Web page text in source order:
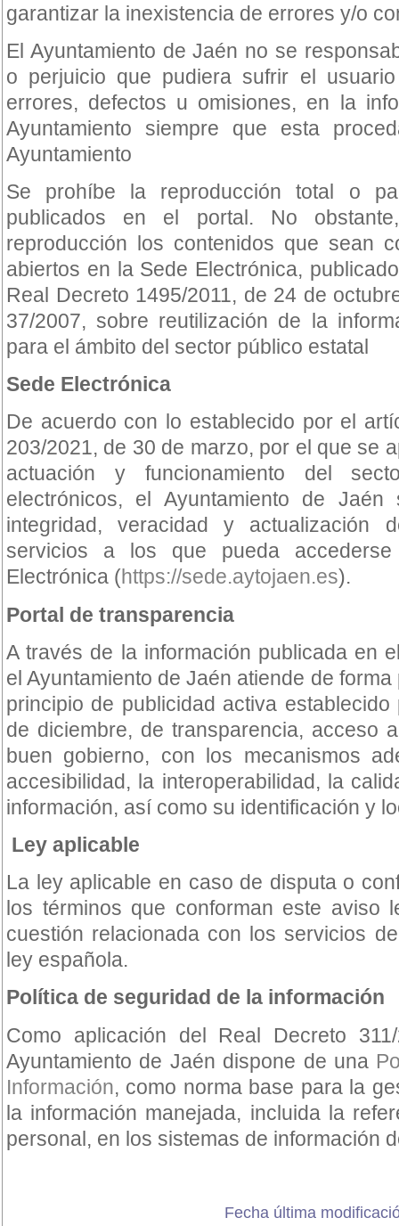
garantizar la inexistencia de errores y/o
El Ayuntamiento de Jaén no se
o perjuicio que pudiera sufrir el
errores, defectos u omisiones, en la
Ayuntamiento siempre que esta
Ayuntamiento
Se prohíbe la reproducción total o
publicados en el portal. No
reproducción los contenidos que sean
abiertos en la Sede Electrónica,
Real Decreto 1495/2011, de 24 de
37/2007, sobre reutilización de la
para el ámbito del sector público estatal
Sede Electrónica
De acuerdo con lo establecido por el
203/2021, de 30 de marzo, por el que se
actuación y funcionamiento del
electrónicos, el Ayuntamiento de
integridad, veracidad y actualización
servicios a los que pueda
Electrónica (https://sede.aytojaen.es).
Portal de transparencia
A través de la información publicada en
el Ayuntamiento de Jaén atiende de
principio de publicidad activa
de diciembre, de transparencia, acceso
buen gobierno, con los mecanismos
accesibilidad, la interoperabilidad, la
información, así como su identificación y
Ley aplicable
La ley aplicable en caso de disputa o
los términos que conforman este aviso
cuestión relacionada con los servicios
ley española.
Política de seguridad de la información
Como aplicación del Real Decreto
Ayuntamiento de Jaén dispone de una
Información, como norma base para la
la información manejada, incluida la
personal, en los sistemas de información
Fecha última